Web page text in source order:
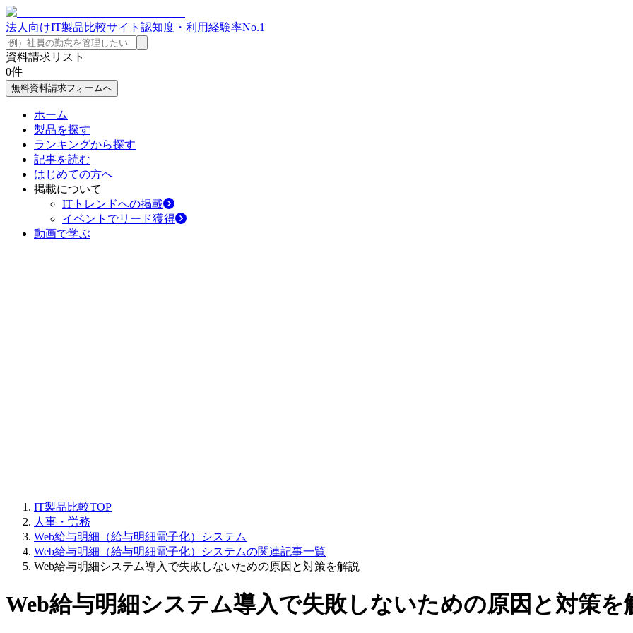
法人向けIT製品比較サイト 認知度・利用経験率No.1
資料請求リスト
0件
無料資料請求フォームへ
ホーム
製品を探す
ランキングから探す
記事を読む
はじめての方へ
掲載について
ITトレンドへの掲載
イベントでリード獲得
動画で学ぶ
IT製品比較TOP
人事・労務
Web給与明細（給与明細電子化）システム
Web給与明細（給与明細電子化）システムの関連記事一覧
Web給与明細システム導入で失敗しないための原因と対策を解説
Web給与明細システム導入で失敗しないための原因と対策を